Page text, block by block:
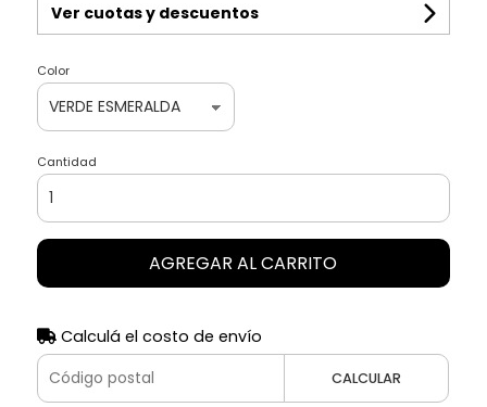
Ver cuotas y descuentos
Color
Cantidad
AGREGAR AL CARRITO
Calculá el costo de envío
CALCULAR